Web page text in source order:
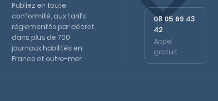
Publiez en toute
conformité, aux tarifs
réglementés par décret,
dans plus de 700
journaux habilités en
France et outre-mer.
08 05 69 43
42
Appel
gratuit